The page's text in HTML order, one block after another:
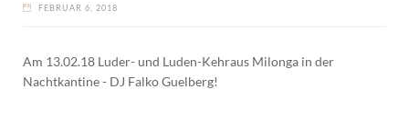
FEBRUAR 6, 2018
Am 13.02.18 Luder- und Luden-Kehraus Milonga in der
Nachtkantine - DJ Falko Guelberg!